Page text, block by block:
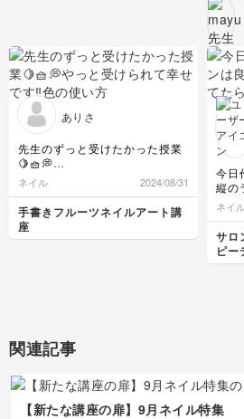
ありさ
先生のずっと受けたかった授業
🍋🧺💭
やっと受けられて幸せです‼︎
色の使い方、入れ方等とっても
わかりやすかったです☺️
ありがとうございました🤍
ネイル 2024/08/31
手書きフルーツネイルアート講
座
今日
縦の
横を
りし
なぜ
ネイ
サロ
ピー
関連記事
【新たな講座の扉】9月ネイル特集